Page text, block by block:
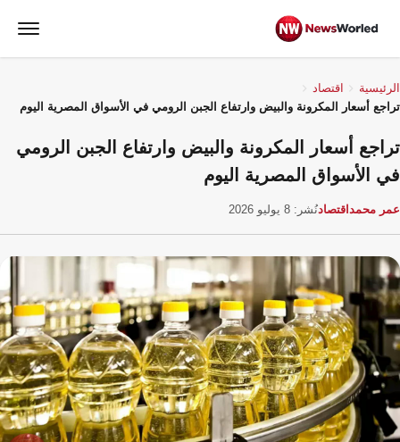
الرئيسية
اقتصاد
تراجع أسعار المكرونة والبيض وارتفاع الجبن الرومي في الأسواق المصرية اليوم
تراجع أسعار المكرونة والبيض وارتفاع الجبن الرومي
في الأسواق المصرية اليوم
عمر محمد اقتصادنُشر: 8 يوليو 2026